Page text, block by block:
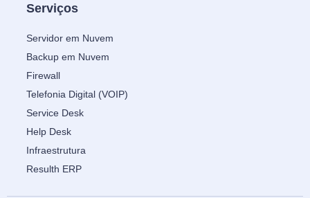
Serviços
Servidor em Nuvem
Backup em Nuvem
Firewall
Telefonia Digital (VOIP)
Service Desk
Help Desk
Infraestrutura
Resulth ERP